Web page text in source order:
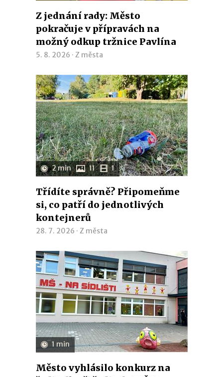
Z jednání rady: Město
pokračuje v přípravách na
možný odkup tržnice Pavlína
5. 8. 2026 · Z města
2 min 11 1
Třídíte správně? Připomeňme
si, co patří do jednotlivých
kontejnerů
28. 7. 2026 · Z města
1 min
Město vyhlásilo konkurz na